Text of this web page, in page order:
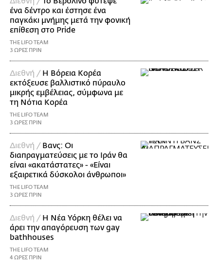
ένα δέντρο και έστησε ένα
παγκάκι μνήμης μετά την φονική
επίθεση στο Pride
THE LIFO TEAM
3 ΩΡΕΣ ΠΡΙΝ
Διεθνή / Η Βόρεια Κορέα
εκτόξευσε βαλλιστικό πύραυλο
μικρής εμβέλειας, σύμφωνα με
τη Νότια Κορέα
THE LIFO TEAM
3 ΩΡΕΣ ΠΡΙΝ
Διεθνή / Βανς: Οι
διαπραγματεύσεις με το Ιράν θα
είναι «ακατάστατες» - «Είναι
εξαιρετικά δύσκολοι άνθρωποι»
THE LIFO TEAM
3 ΩΡΕΣ ΠΡΙΝ
Διεθνή / Η Νέα Υόρκη θέλει να
άρει την απαγόρευση των gay
bathhouses
THE LIFO TEAM
4 ΩΡΕΣ ΠΡΙΝ